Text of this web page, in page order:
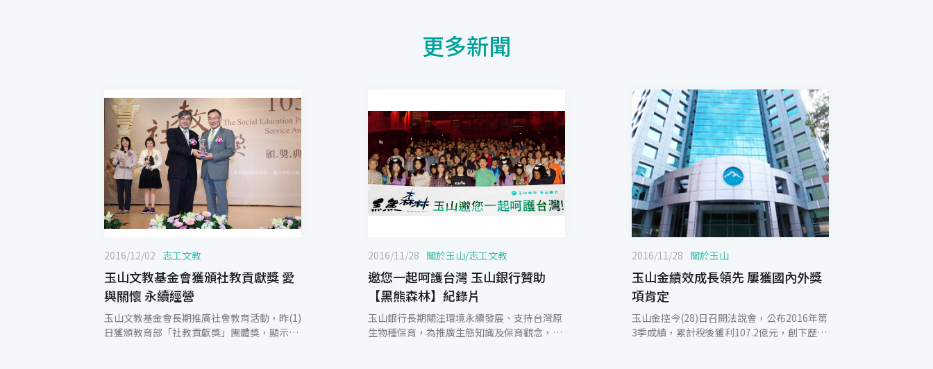
更多新聞
2016/12/02 志工文教
玉山文教基金會獲頒社教貢獻獎 愛
與關懷 永續經營
玉山文教基金會長期推廣社會教育活動，昨(1)
日獲頒教育部「社教貢獻獎」團體獎，顯示玉
2016/11/28 關於玉山/志工文教
邀您一起呵護台灣 玉山銀行贊助
【黑熊森林】紀錄片
玉山銀行長期關注環境永續發展、支持台灣原
生物種保育，為推廣生態知識及保育觀念，玉
2016/11/28 關於玉山
玉山金績效成長領先 屢獲國內外獎
項肯定
玉山金控今(28)日召開法說會，公布2016年第
3季成績，累計稅後獲利107.2億元，創下歷年